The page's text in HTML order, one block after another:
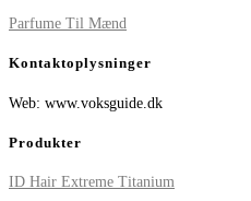
Parfume Til Mænd
Kontaktoplysninger
Web: www.voksguide.dk
Produkter
ID Hair Extreme Titanium